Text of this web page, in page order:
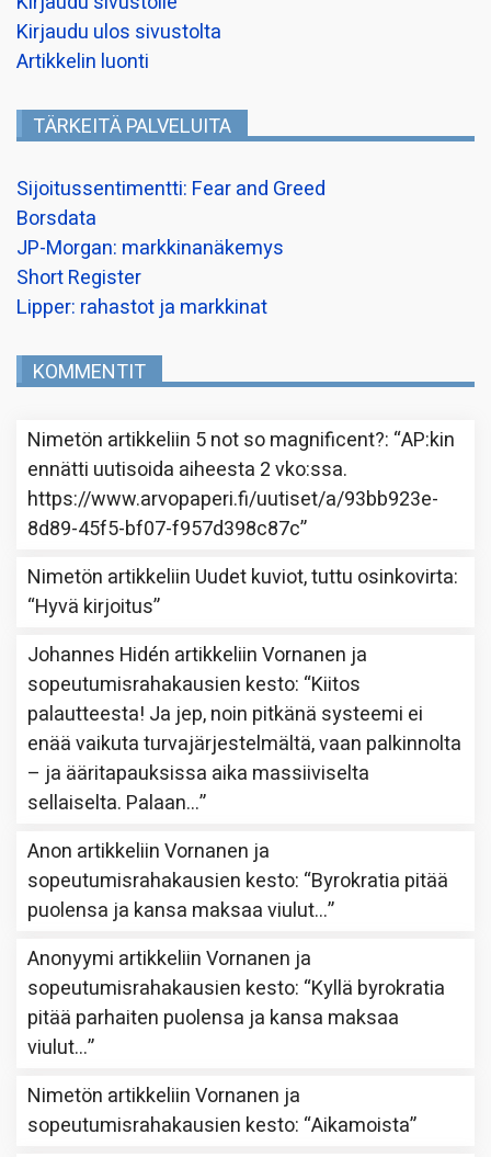
Kirjaudu ulos sivustolta
Artikkelin luonti
TÄRKEITÄ PALVELUITA
Sijoitussentimentti: Fear and Greed
Borsdata
JP-Morgan: markkinanäkemys
Short Register
Lipper: rahastot ja markkinat
KOMMENTIT
Nimetön artikkeliin 5 not so magnificent?: “AP:kin
ennätti uutisoida aiheesta 2 vko:ssa.
https://www.arvopaperi.fi/uutiset/a/93bb923e-
8d89-45f5-bf07-f957d398c87c”
Nimetön artikkeliin Uudet kuviot, tuttu osinkovirta:
“Hyvä kirjoitus”
Johannes Hidén artikkeliinVornanen ja
sopeutumisrahakausien kesto: “Kiitos
palautteesta! Ja jep, noin pitkänä systeemi ei
enää vaikuta turvajärjestelmältä, vaan palkinnolta
– ja ääritapauksissa aika massiiviselta
sellaiselta. Palaan…”
Anon artikkeliinVornanen ja
sopeutumisrahakausien kesto: “Byrokratia pitää
puolensa ja kansa maksaa viulut…”
Anonyymi artikkeliinVornanen ja
sopeutumisrahakausien kesto: “Kyllä byrokratia
pitää parhaiten puolensa ja kansa maksaa
viulut…”
Nimetön artikkeliinVornanen ja
sopeutumisrahakausien kesto: “Aikamoista”